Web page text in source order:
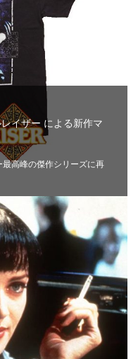
イザー による新作マ
最高峰の傑作シリーズに再